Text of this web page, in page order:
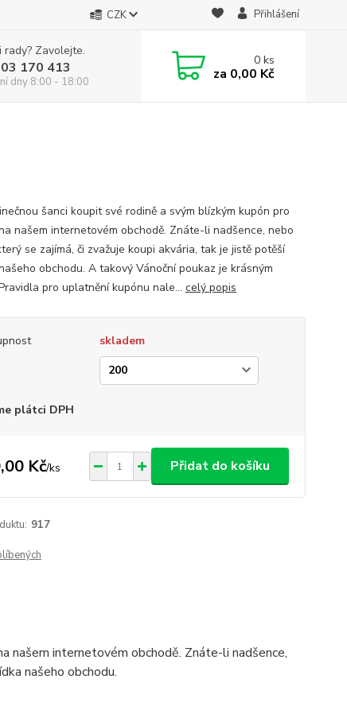
CZK Přihlášení
rady? Zavolejte.
170 413
dny 8:00 - 18:00
0ks
za 0,00 Kč
šanci koupit své rodině a svým blízkým kupón pro
našem internetovém obchodě. Znáte-li nadšence, nebo
se zajímá, či zvažuje koupi akvária, tak je jistě potěší
obchodu. A takový Vánoční poukaz je krásným
pro uplatnění kupónu nale... celý popis
skladem
plátci DPH
Kč/ks Přidat do košíku
917
našem internetovém obchodě. Znáte-li nadšence,
našeho obchodu.